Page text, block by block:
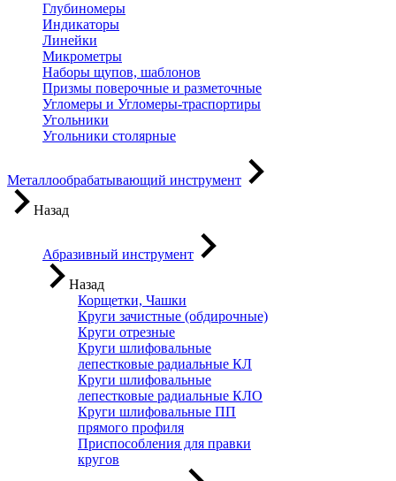
Глубиномеры
Индикаторы
Линейки
Микрометры
Наборы щупов, шаблонов
Призмы поверочные и разметочные
Угломеры и Угломеры-траспортиры
Угольники
Угольники столярные
Металлообрабатывающий инструмент
Назад
Абразивный инструмент
Назад
Корщетки, Чашки
Круги зачистные (обдирочные)
Круги отрезные
Круги шлифовальные
лепестковые радиальные КЛ
Круги шлифовальные
лепестковые радиальные КЛО
Круги шлифовальные ПП
прямого профиля
Приспособления для правки
кругов